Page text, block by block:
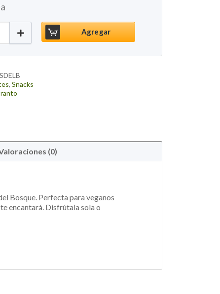
Frutos del Bosque, 55g cantidad
Agregar
,Snacks
(0)
Bosque. Perfecta para veganos
encantará. Disfrútala sola o